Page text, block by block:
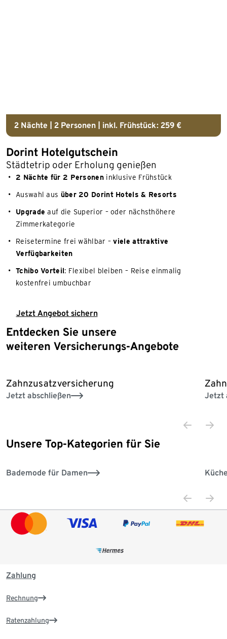
2 Nächte | 2 Personen | inkl. Frühstück: 259 €
Dorint Hotelgutschein
Städtetrip oder Erholung genießen
2 Nächte für 2 Personen inklusive Frühstück
Auswahl aus über 20 Dorint Hotels & Resorts
Upgradeauf die Superior – oder nächsthöhere
Zimmerkategorie
Reisetermine frei wählbar –viele attraktive
Verfügbarkeiten
Tchibo Vorteil: Flexibel bleiben – Reise einmalig
kostenfrei umbuchbar
Jetzt Angebot sichern
Entdecken Sie unsere
weiteren Versicherungs-Angebote
Zahnzusatzversicherung
Jetzt abschließen Jetzt
Ende der Auflistung
Unsere Top-Kategorien für Sie
Bademode für Damen
Ende der Auflistung
Zahlung
Rechnung
Ratenzahlung